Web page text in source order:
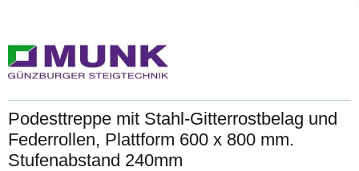
Podesttreppe mit Stahl-Gitterrostbelag und
Federrollen, Plattform 600 x 800 mm.
Stufenabstand 240mm